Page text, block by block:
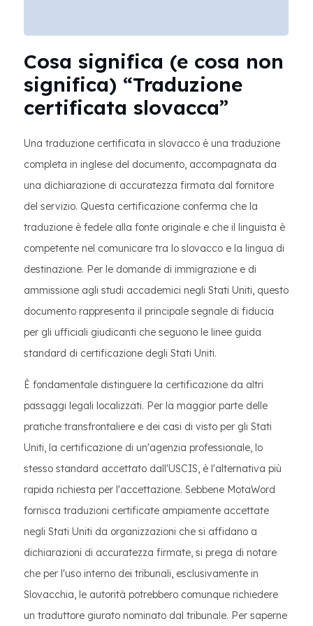
Cosa significa (e cosa non
significa) “Traduzione
certificata slovacca”
Una traduzione certificata in slovacco è una traduzione
completa in inglese del documento, accompagnata da
una dichiarazione di accuratezza firmata dal fornitore
del servizio. Questa certificazione conferma che la
traduzione è fedele alla fonte originale e che il linguista è
competente nel comunicare tra lo slovacco e la lingua di
destinazione. Per le domande di immigrazione e di
ammissione agli studi accademici negli Stati Uniti, questo
documento rappresenta il principale segnale di fiducia
per gli ufficiali giudicanti che seguono le linee guida
standard di certificazione degli Stati Uniti.
È fondamentale distinguere la certificazione da altri
passaggi legali localizzati. Per la maggior parte delle
pratiche transfrontaliere e dei casi di visto per gli Stati
Uniti, la certificazione di un'agenzia professionale, lo
stesso standard accettato dall'USCIS, è l'alternativa più
rapida richiesta per l'accettazione. Sebbene MotaWord
fornisca traduzioni certificate ampiamente accettate
negli Stati Uniti da organizzazioni che si affidano a
dichiarazioni di accuratezza firmate, si prega di notare
che per l'uso interno dei tribunali, esclusivamente in
Slovacchia, le autorità potrebbero comunque richiedere
un traduttore giurato nominato dal tribunale. Per saperne